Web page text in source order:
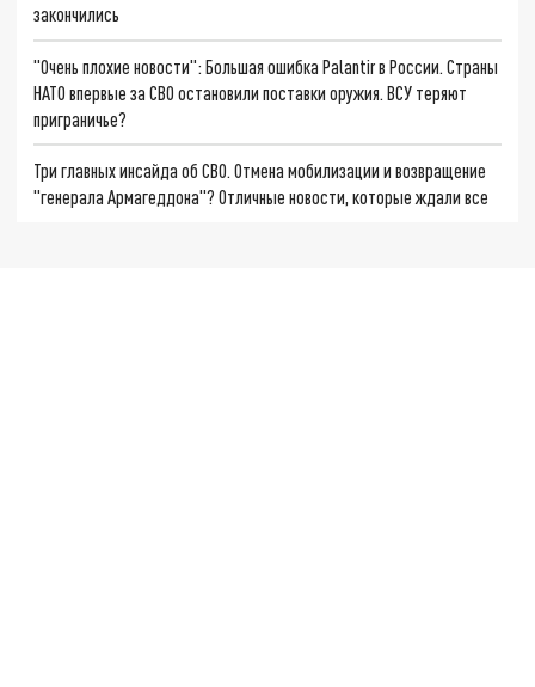
закончились
"Очень плохие новости": Большая ошибка Palantir в России. Страны
НАТО впервые за СВО остановили поставки оружия. ВСУ теряют
приграничье?
Три главных инсайда об СВО. Отмена мобилизации и возвращение
"генерала Армагеддона"? Отличные новости, которые ждали все